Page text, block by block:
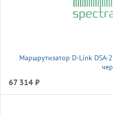
Маршрутизатор D-Link DSA-
67 314 ₽